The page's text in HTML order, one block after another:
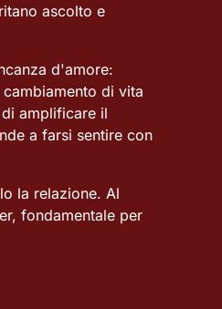
ascolto e
d'amore:
di vita
amplificare il
a farsi sentire con
la relazione. Al
fondamentale per